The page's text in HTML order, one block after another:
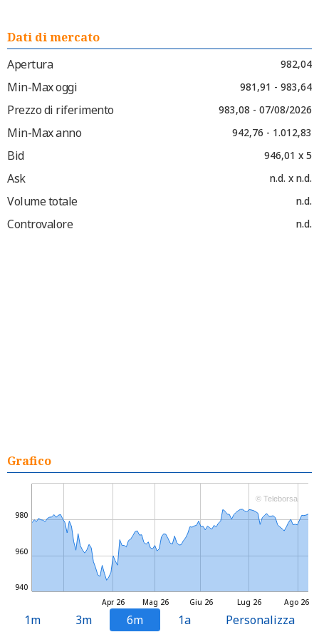
Dati di mercato
Apertura
982,04
Min-Max oggi 981,91 - 983,64
Prezzo di riferimento 983,08 - 07/08/2026
Min-Max anno 942,76 - 1.012,83
Bid 946,01 x 5
Ask n.d. x n.d.
Volume totale n.d.
Controvalore n.d.
Grafico
Mag 26 Lug 26
Apr 26 Giu 26 Ago 26
940
960
980
© Teleborsa
1m 3m 6m 1a Personalizza